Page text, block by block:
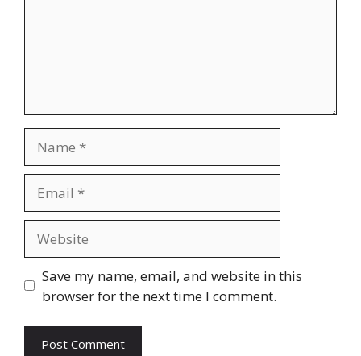
Save my name, email, and website in this
browser for the next time I comment.